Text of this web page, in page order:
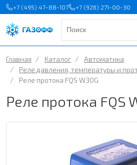
+7 (495) 47-88-107 +7 (926) 271-00-30
Главная / Каталог /
Автоматика
/
Реле давления, температуры и
/
Реле протока FQS W30G
Реле протока FQS